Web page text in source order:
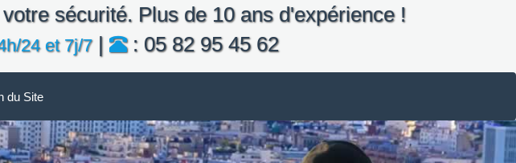
sécurité. Plus de 10 ans d'expérience !
24 et 7j/7| : 05 82 95 45 62
du Site